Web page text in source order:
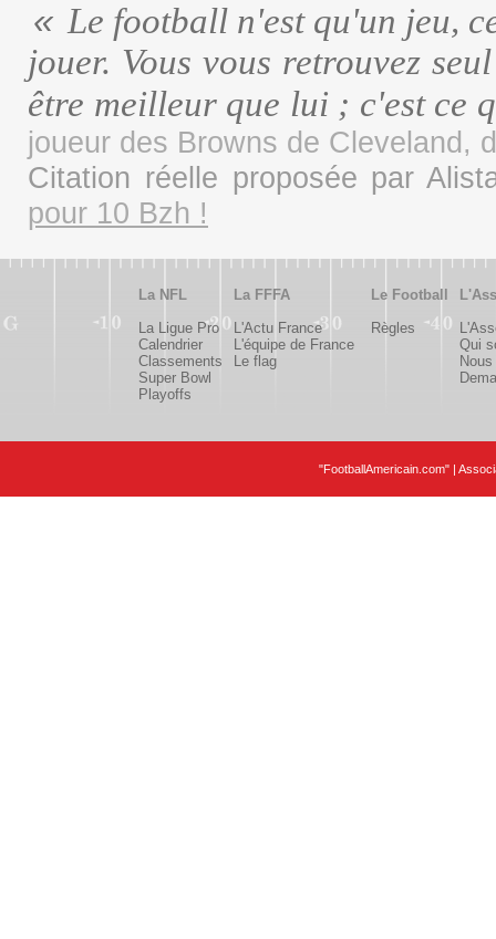
Le football n'est qu'un jeu,
jouer. Vous vous retrouvez
être meilleur que lui ; c'est ce
joueur des Browns de Cleveland,
Citation réelle proposée par
pour 10 Bzh !
La NFL
La Ligue Pro
Calendrier
Classements
Super Bowl
Playoffs
La FFFA
L'Actu France
L'équipe de France
Le flag
Le Football
Règles
Qui
"FootballAmericain.com" |